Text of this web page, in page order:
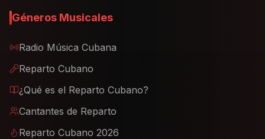
Géneros Musicales
Radio Música Cubana
Reparto Cubano
¿Qué es el Reparto Cubano?
Cantantes de Reparto
Reparto Cubano 2026